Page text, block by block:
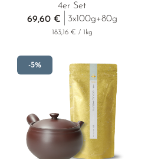
4er Set
69,60 €
3x100g+80g
183,16 € / 1kg
-5%